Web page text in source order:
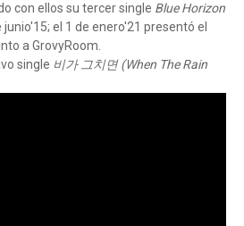
con ellos su tercer single Blue Horizon
el 1 de enero'21 presentó el
a GrovyRoom.
single 비가 그치면 (When The Rain